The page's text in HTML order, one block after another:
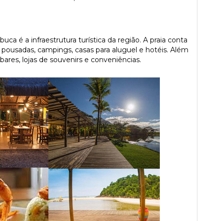
é a infraestrutura turística da região. A praia conta
campings, casas para aluguel e hotéis. Além
lojas de souvenirs e conveniências.